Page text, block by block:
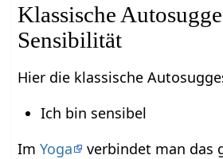
Klassische
Sensibilität
Hier die klassische
Ich bin sensibel
ImYoga
verbindet man das